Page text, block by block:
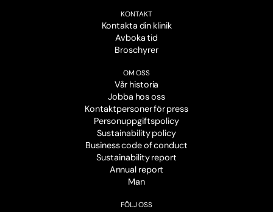
KONTAKT
Kontakta din klinik
Avboka tid
Broschyrer
OM OSS
Vår historia
Jobba hos oss
Kontaktpersoner för press
Personuppgiftspolicy
Sustainability policy
Business code of conduct
Sustainability report
Annual report
Man
FÖLJ OSS